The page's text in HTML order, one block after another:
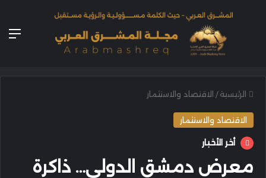
الرئيسية / الاقتصاد والاستثمار
الاقتصاد والاستثمار
أخر الأخبار
معرض دمشق الدولي… ذاكرة